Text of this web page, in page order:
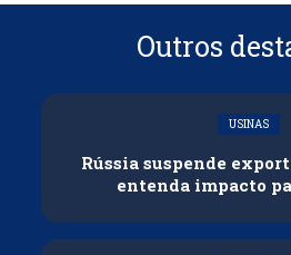
Outros
USINAS
Rússia suspende
entenda impacto